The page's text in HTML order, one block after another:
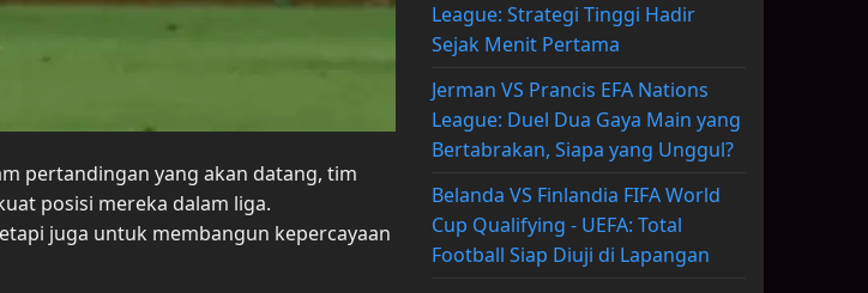
pertandingan yang akan datang, tim
posisi mereka dalam liga.
juga untuk membangun kepercayaan
League: Strategi Tinggi Hadir
Sejak Menit Pertama
Jerman VS Prancis EFA Nations
League: Duel Dua Gaya Main yang
Bertabrakan, Siapa yang Unggul?
Belanda VS Finlandia FIFA World
Cup Qualifying - UEFA: Total
Football Siap Diuji di Lapangan